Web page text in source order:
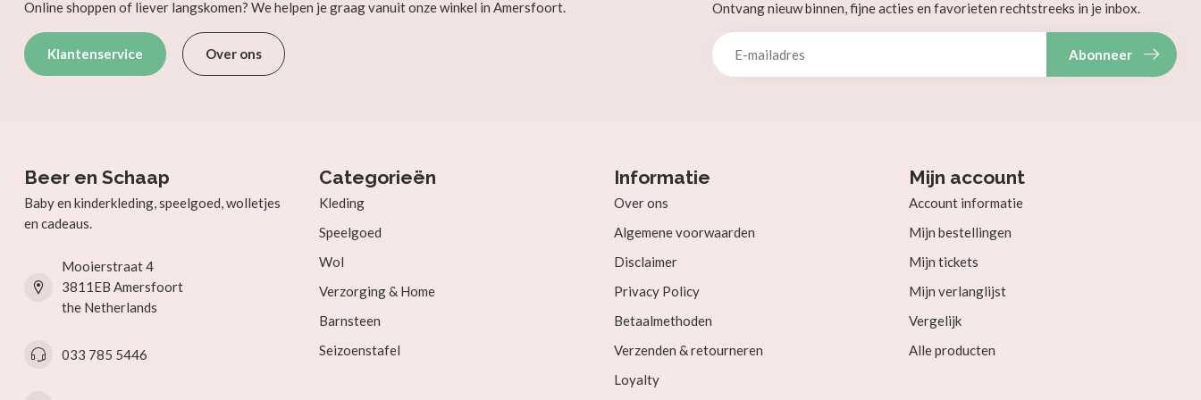
Online shoppen of liever langskomen? We helpen je graag vanuit onze winkel in Amersfoort.
Klantenservice Over ons
Ontvang nieuw binnen, fijne acties en favorieten rechtstreeks in je inbox.
Abonneer
Beer en Schaap
Baby en kinderkleding, speelgoed, wolletjes
en cadeaus.
Mooierstraat 4
3811EB Amersfoort
the Netherlands
033 785 5446
Categorieën
Kleding
Speelgoed
Wol
Verzorging & Home
Barnsteen
Seizoenstafel
Informatie
Over ons
Algemene voorwaarden
Disclaimer
Privacy Policy
Betaalmethoden
Verzenden & retourneren
Loyalty
Mijn account
Account informatie
Mijn bestellingen
Mijn tickets
Mijn verlanglijst
Vergelijk
Alle producten